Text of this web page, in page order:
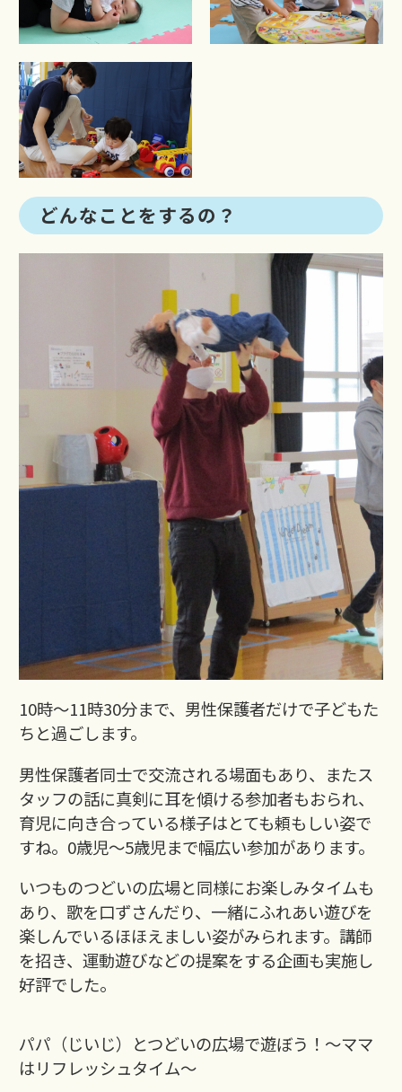
どんなことをするの？
10時～11時30分まで、男性保護者だけで子どもた
ちと過ごします。
男性保護者同士で交流される場面もあり、またス
タッフの話に真剣に耳を傾ける参加者もおられ、
育児に向き合っている様子はとても頼もしい姿で
すね。0歳児～5歳児まで幅広い参加があります。
いつものつどいの広場と同様にお楽しみタイムも
あり、歌を口ずさんだり、一緒にふれあい遊びを
楽しんでいるほほえましい姿がみられます。講師
を招き、運動遊びなどの提案をする企画も実施し
好評でした。
パパ（じいじ）とつどいの広場で遊ぼう！～ママ
はリフレッシュタイム～